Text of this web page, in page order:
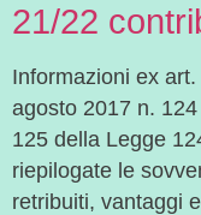
21/22
Informazioni ex
agosto 2017 n.
125 della Legge
riepilogate le
retribuiti, vantaggi